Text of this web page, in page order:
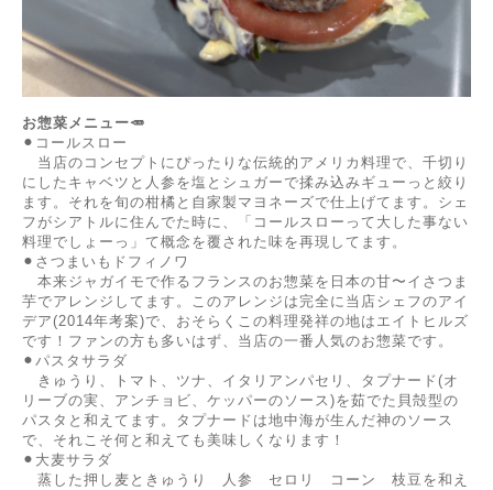
お惣菜メニュー🥕
⚫︎コールスロー
当店のコンセプトにぴったりな伝統的アメリカ料理で、千切り
にしたキャベツと人参を塩とシュガーで揉み込みギューっと絞り
ます。それを旬の柑橘と自家製マヨネーズで仕上げてます。シェ
フがシアトルに住んでた時に、「コールスローって大した事ない
料理でしょーっ」て概念を覆された味を再現してます。
⚫︎さつまいもドフィノワ
本来ジャガイモで作るフランスのお惣菜を日本の甘〜イさつま
芋でアレンジしてます。このアレンジは完全に当店シェフのアイ
デア(2014年考案)で、おそらくこの料理発祥の地はエイトヒルズ
です！ファンの方も多いはず、当店の一番人気のお惣菜です。
⚫︎パスタサラダ
きゅうり、トマト、ツナ、イタリアンパセリ、タプナード(オ
リーブの実、アンチョビ、ケッパーのソース)を茹でた貝殻型の
パスタと和えてます。タプナードは地中海が生んだ神のソース
で、それこそ何と和えても美味しくなります！
⚫︎大麦サラダ
蒸した押し麦ときゅうり 人参 セロリ コーン 枝豆を和え